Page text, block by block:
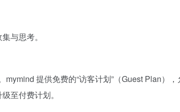
与思考。
提供免费的“访客计划”（Guest Plan）
至付费计划。